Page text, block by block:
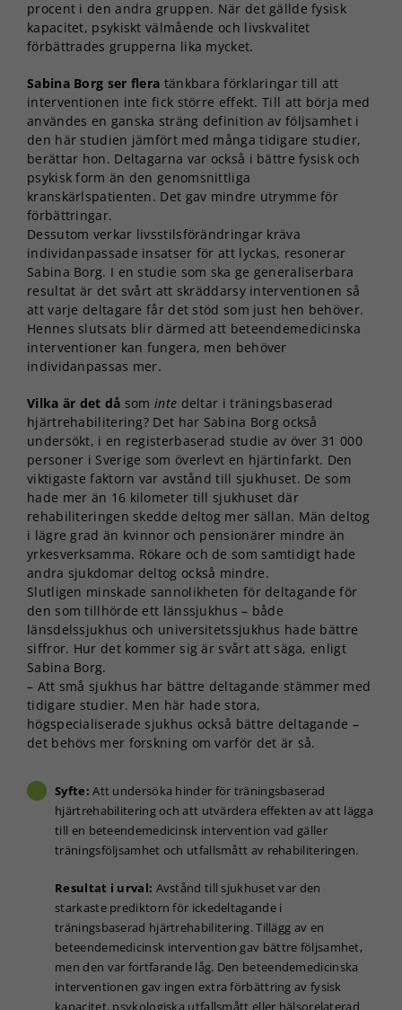
procent i den andra gruppen. När det gällde fysisk
kapacitet, psykiskt välmående och livskvalitet
förbättrades grupperna lika mycket.
Sabina Borg ser flera tänkbara förklaringar till att
interventionen inte fick större effekt. Till att börja med
användes en ganska sträng definition av följsamhet i
den här studien jämfört med många tidigare studier,
berättar hon. Deltagarna var också i bättre fysisk och
psykisk form än den genomsnittliga
kranskärlspatienten. Det gav mindre utrymme för
förbättringar.
Dessutom verkar livsstilsförändringar kräva
individanpassade insatser för att lyckas, resonerar
Sabina Borg. I en studie som ska ge generaliserbara
resultat är det svårt att skräddarsy interventionen så
att varje deltagare får det stöd som just hen behöver.
Hennes slutsats blir därmed att beteendemedicinska
interventioner kan fungera, men behöver
individanpassas mer.
Vilka är det då som inte deltar i träningsbaserad
hjärtrehabilitering? Det har Sabina Borg också
undersökt, i en registerbaserad studie av över 31 000
personer i Sverige som överlevt en hjärtinfarkt. Den
viktigaste faktorn var avstånd till sjukhuset. De som
hade mer än 16 kilometer till sjukhuset där
rehabiliteringen skedde deltog mer sällan. Män deltog
i lägre grad än kvinnor och pensionärer mindre än
yrkesverksamma. Rökare och de som samtidigt hade
andra sjukdomar deltog också mindre.
Slutligen minskade sannolikheten för deltagande för
den som tillhörde ett länssjukhus – både
länsdelssjukhus och universitetssjukhus hade bättre
siffror. Hur det kommer sig är svårt att säga, enligt
Sabina Borg.
– Att små sjukhus har bättre deltagande stämmer med
tidigare studier. Men här hade stora,
högspecialiserade sjukhus också bättre deltagande –
det behövs mer forskning om varför det är så.
Syfte:Att undersöka hinder för träningsbaserad
hjärtrehabilitering och att utvärdera effekten av att lägga
till en beteendemedicinsk intervention vad gäller
träningsföljsamhet och utfallsmått av rehabiliteringen.
Resultat i urval: Avstånd till sjukhuset var den
starkaste prediktorn för ickedeltagande i
träningsbaserad hjärtrehabilitering. Tillägg av en
beteendemedicinsk intervention gav bättre följsamhet,
men den var fortfarande låg. Den beteendemedicinska
interventionen gav ingen extra förbättring av fysisk
kapacitet, psykologiska utfallsmått eller hälsorelaterad